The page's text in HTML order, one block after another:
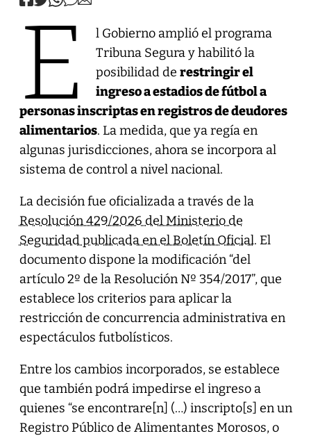
E
l Gobierno amplió el programa
Tribuna Segura y habilitó la
posibilidad de restringir el
ingreso a estadios de fútbol a
personas inscriptas en registros de deudores
alimentarios. La medida, que ya regía en
algunas jurisdicciones, ahora se incorpora al
sistema de control a nivel nacional.
La decisión fue oficializada a través de la
Resolución 429/2026 del Ministerio de
Seguridad publicada en el Boletín Oficial. El
documento dispone la modificación “del
artículo 2º de la Resolución Nº 354/2017”, que
establece los criterios para aplicar la
restricción de concurrencia administrativa en
espectáculos futbolísticos.
Entre los cambios incorporados, se establece
que también podrá impedirse el ingreso a
quienes “se encontrare[n] (…) inscripto[s] en un
Registro Público de Alimentantes Morosos, o